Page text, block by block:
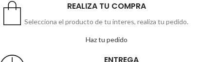
REALIZA TU COMPRA
Selecciona el producto de tu interes, realiza tu pedido.
Haz tu pedido
ENTREGA